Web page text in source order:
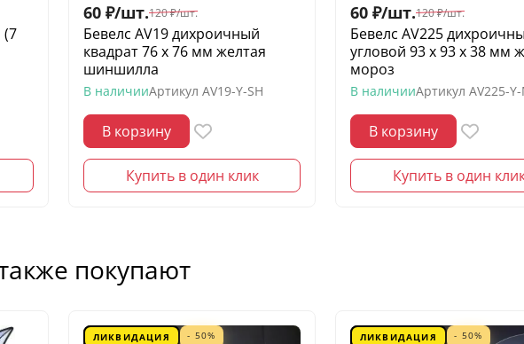
(7
60 ₽/шт.120 ₽/шт.
Бевелс AV19 дихроичный
квадрат 76 х 76 мм желтая
шиншилла
В наличииАртикул AV19-Y-SH
В корзину
Купить в один клик
60 ₽/шт.120 ₽/шт.
Бевелс AV225
угловой 93 х 93 х 38 мм
мороз
В наличииАртикул AV225-
В корзину
Купить в один
покупают
ЛИКВИДАЦИЯ - 50% ЛИКВИДАЦИЯ - 50%